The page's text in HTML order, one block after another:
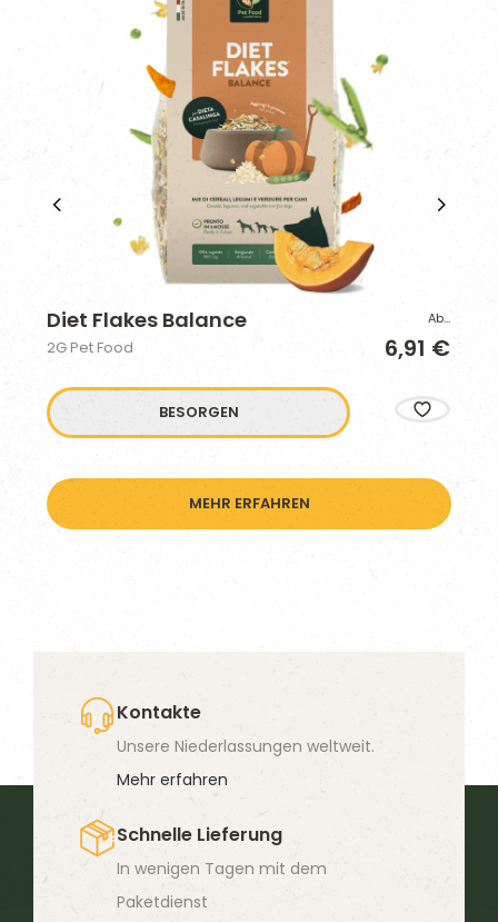
Diet Flakes Balance
2G Pet Food
Ab…
6,91 €
BESORGEN
MEHR ERFAHREN
Kontakte
Unsere Niederlassungen weltweit.
Mehr erfahren
Schnelle Lieferung
In wenigen Tagen mit dem
Paketdienst